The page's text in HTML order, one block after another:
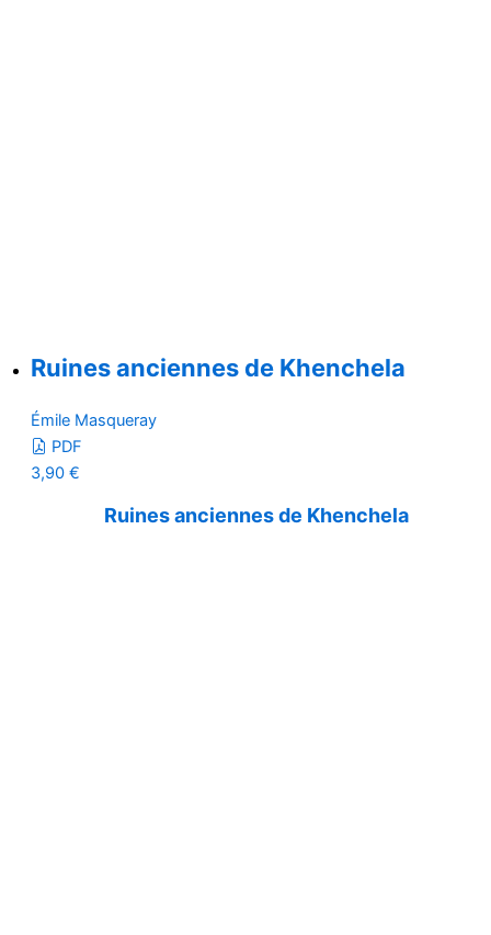
Ruines anciennes de Khenchela
Émile Masqueray
PDF
3,90 €
Ruines anciennes de Khenchela